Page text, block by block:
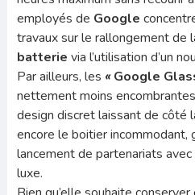
employés de Google
travaux sur le rallongement de
batterie via l’utilisation d’un
Par ailleurs, les « Google
nettement moins
design discret laissant de côté
encore le boitier incommodant,
lancement de partenariats
luxe.